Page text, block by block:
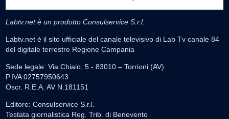
Labtv.net è un prodotto Consulservice S.r.l.
Labtv.net è il sito ufficiale del canale televisivo di Lab Tv canale 84
del digitale terrestre Regione Campania
Sede legale: Via Chiaio, 5 - 83010 – Torrioni (AV)
P.IVA 02757950643
Oscr. R.E.A. AV N.181151
Editore: Consulservice S.r.l.
Testata giornalistica Reg. Trib. di Benevento